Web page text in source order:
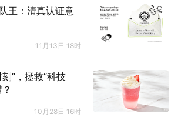
王：清真认证意
11月13日 18时
”，拯救“科技
10月28日 16时